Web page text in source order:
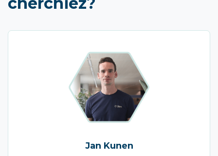
Jan Kunen